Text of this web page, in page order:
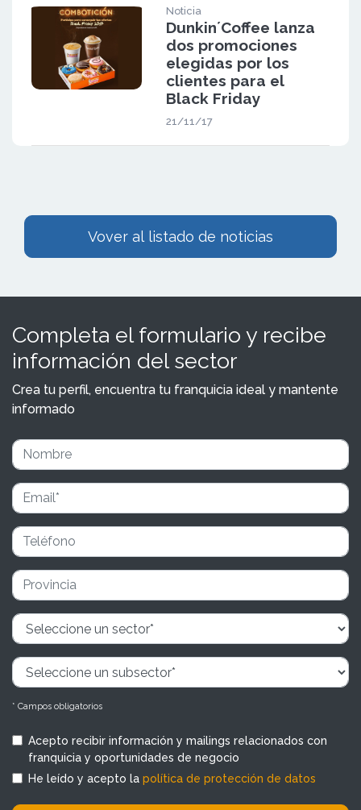
Noticia
Dunkin´Coffee lanza
dos promociones
elegidas por los
clientes para el
Black Friday
21/11/17
Vover al listado de noticias
Completa el formulario y recibe
información del sector
Crea tu perfil, encuentra tu franquicia ideal y mantente
informado
* Campos obligatorios
Acepto recibir información y mailings relacionados con
franquicia y oportunidades de negocio
He leído y acepto la política de protección de datos